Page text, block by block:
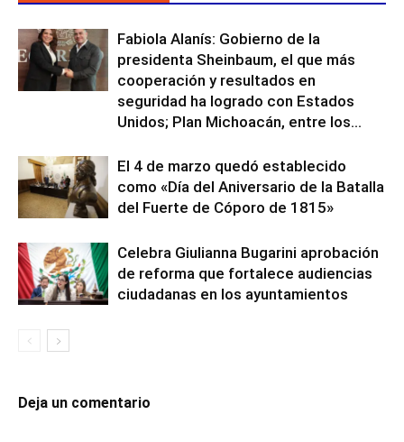
Fabiola Alanís: Gobierno de la
presidenta Sheinbaum, el que más
cooperación y resultados en
seguridad ha logrado con Estados
Unidos; Plan Michoacán, entre los...
El 4 de marzo quedó establecido
como «Día del Aniversario de la Batalla
del Fuerte de Cóporo de 1815»
Celebra Giulianna Bugarini aprobación
de reforma que fortalece audiencias
ciudadanas en los ayuntamientos
Deja un comentario